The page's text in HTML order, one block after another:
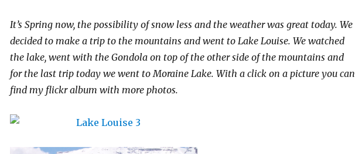
It’s Spring now, the possibility of snow less and the weather was great today. We
decided to make a trip to the mountains and went to Lake Louise. We watched
the lake, went with the Gondola on top of the other side of the mountains and
for the last trip today we went to Moraine Lake. With a click on a picture you can
find my flickr album with more photos.